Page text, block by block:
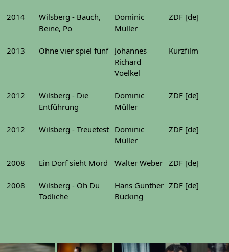
2014
Wilsberg - Bauch,
Beine, Po
Dominic
Müller
ZDF [de]
2013 Ohne vier spiel fünf
Johannes
Richard
Voelkel
Kurzfilm
2012
Wilsberg - Die
Entführung
Dominic
Müller
ZDF [de]
2012 Wilsberg - Treuetest Dominic
Müller
ZDF [de]
2008 Ein Dorf sieht Mord Walter Weber ZDF [de]
2008
Wilsberg - Oh Du
Tödliche
Hans Günther
Bücking
ZDF [de]